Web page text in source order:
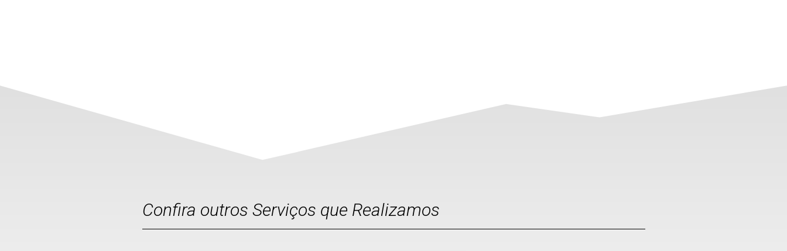
Confira outros Serviços que Realizamos